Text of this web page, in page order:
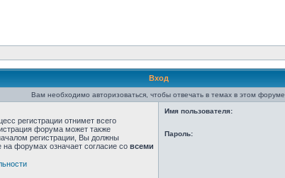
Вход
Вам необходимо авторизоваться, чтобы отвечать в темах в этом форуме.
регистрации отнимет всего
форума может также
регистрации, Вы должны
форумах означает согласие со всеми
Имя пользователя:
Пароль: